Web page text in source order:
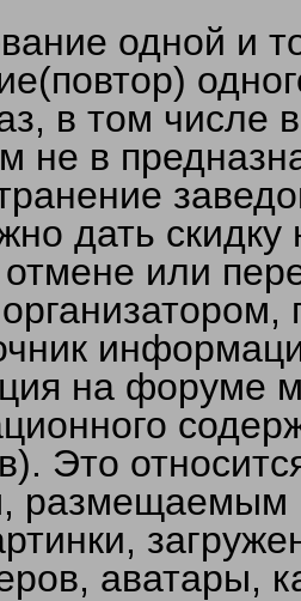
одной и
в том числе
не в
дать
или
на форуме
Это
размещаемым
аватары,